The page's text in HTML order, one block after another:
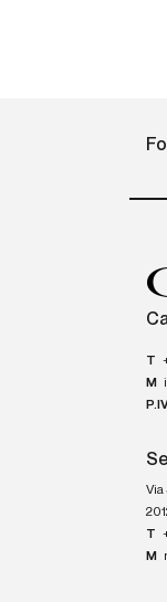
T
M
Via
T
M